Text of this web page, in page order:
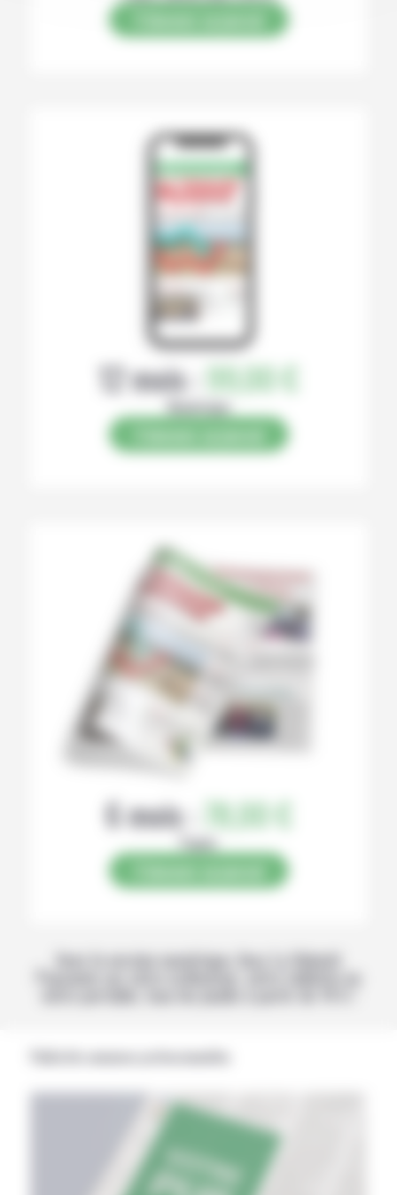
12 mois : 99,00 €
Numérique
6 mois : 78,00 €
Papier
Avec la version numérique, lisez La Volonté
Paysanne sur votre ordinateur, votre tablette ou
votre portable, tous les jeudis à partir de 14 h !